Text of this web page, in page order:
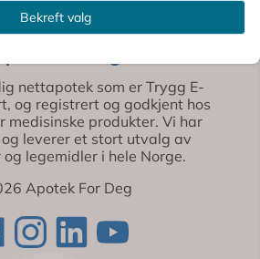
nettapotek som er Trygg E-
og registrert og godkjent hos
medisinske produkter. Vi har
leverer et stort utvalg av
legemidler i hele Norge.
Apotek For Deg
Bekreft valg